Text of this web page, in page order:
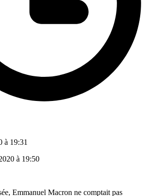
à 19:31
à 19:50
Emmanuel Macron ne comptait pas